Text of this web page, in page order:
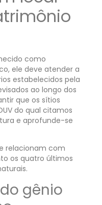
como
ele deve atender a
estabelecidos pela
ao longo dos
que os sítios
do qual citamos
e aprofunde-se
relacionam com
os quatro últimos
gênio